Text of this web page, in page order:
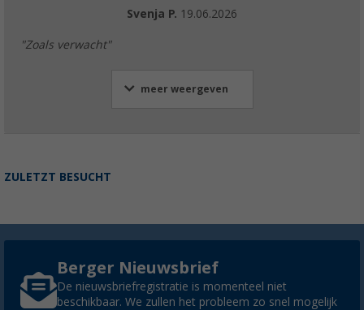
Svenja P. 19.06.2026
"Zoals verwacht"
meer weergeven
ZULETZT BESUCHT
Berger Nieuwsbrief
De nieuwsbriefregistratie is momenteel niet
beschikbaar. We zullen het probleem zo snel mogelijk